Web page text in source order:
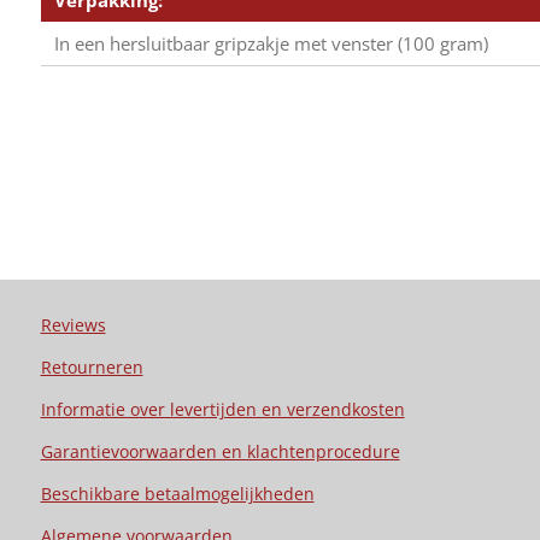
In een hersluitbaar gripzakje met venster (100 gram)
Reviews
Retourneren
Informatie over levertijden en verzendkosten
Garantievoorwaarden en klachtenprocedure
Beschikbare betaalmogelijkheden
Algemene voorwaarden